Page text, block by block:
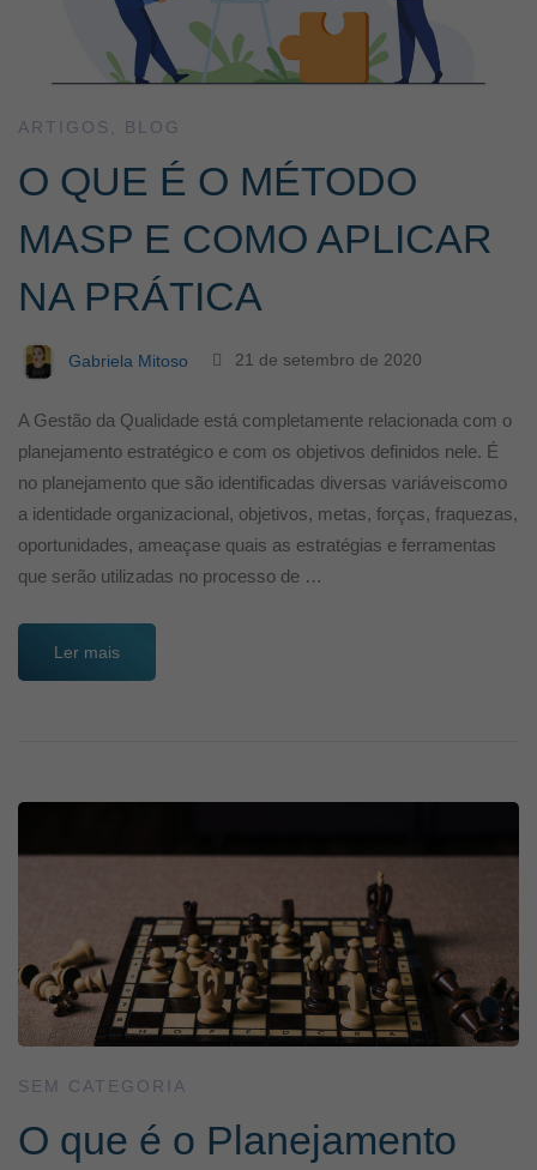
ARTIGOS BLOG
O QUE É O MÉTODO
MASP E COMO APLICAR
NA PRÁTICA
Gabriela Mitoso 21 de setembro de 2020
A Gestão da Qualidade está completamente relacionada com o
planejamento estratégico e com os objetivos definidos nele. É
no planejamento que são identificadas diversas variáveiscomo
a identidade organizacional, objetivos, metas, forças, fraquezas,
oportunidades, ameaçase quais as estratégias e ferramentas
que serão utilizadas no processo de …
Ler mais
SEM CATEGORIA
O que é o Planejamento